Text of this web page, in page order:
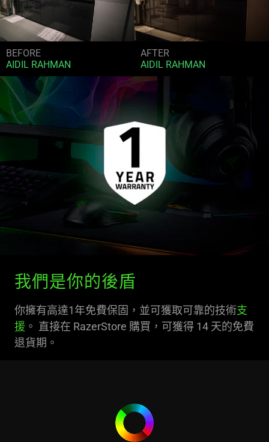
BEFORE
AIDIL RAHMAN
AFTER
AIDIL RAHMAN
我們是你的後盾
你擁有高達1年免費保固，並可獲取可靠的技術支
援 。 直接在 RazerStore 購買，可獲得 14 天的免費
退貨期。